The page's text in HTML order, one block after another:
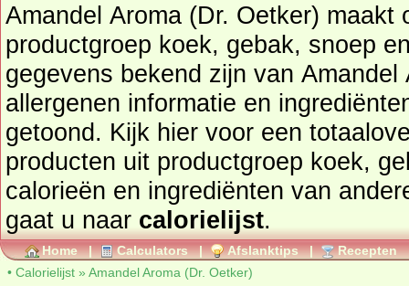
Amandel Aroma (Dr. Oetker) maakt
productgroep koek, gebak, snoep
gegevens bekend zijn van Amandel Aroma (Dr. Oetker) zoals
allergenen informatie en ingrediënten
getoond. Kijk hier voor een
producten uit productgroep koek,
calorieën en ingrediënten van
gaat u naar calorielijst.
Home | Calculators | Afslanktips | Recepten
• Calorielijst » Amandel Aroma (Dr. Oetker)